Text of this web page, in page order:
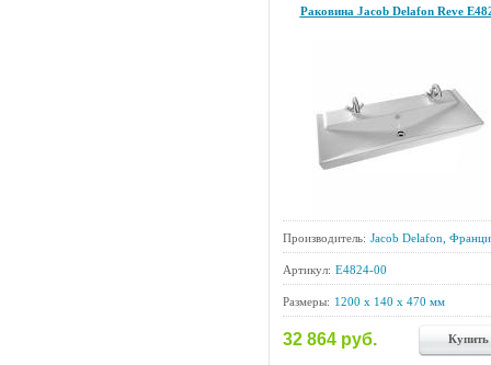
Раковина Jacob Delafon Reve
Производитель: Jacob Delafon,
Артикул: E4824-00
Размеры: 1200 x 140 x 470 мм
32 864 руб. Купить